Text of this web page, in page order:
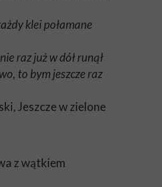
klei połamane
raz już w dół runął
to bym jeszcze raz
Jeszcze w zielone
z wątkiem